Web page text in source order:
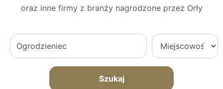
oraz inne firmy z branży nagrodzone przez Orły
Szukaj